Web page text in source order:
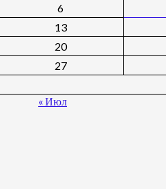
6
13
20
27
« Июл